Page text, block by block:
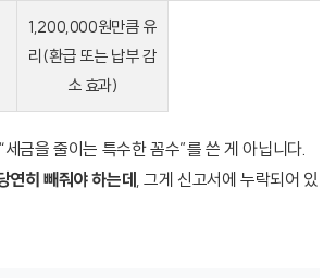
1,200,000원만큼 유
리(환급 또는 납부 감
소 효과)
금을 줄이는 특수한 꼼수”를 쓴 게 아닙니다.
연히 빼줘야 하는데 , 그게 신고서에 누락되어 있